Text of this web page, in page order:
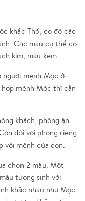
khắc Thổ, do đó các
Các màu cụ thể đó
kim, màu kem.
người mệnh Mộc ở
mệnh Mộc thì cần
khách, phòng ăn
đối với phòng riêng
với mệnh của con.
chọn 2 màu. Một
tương sinh với
khắc nhau như Mộc